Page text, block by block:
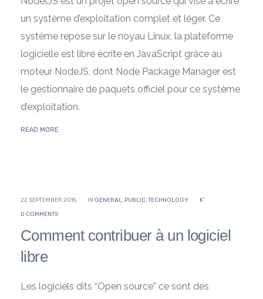
un système d’exploitation complet et léger. Ce
système repose sur le noyau Linux, la plateforme
logicielle est libre écrite en JavaScript grâce au
moteur NodeJS, dont Node Package Manager est
le gestionnaire de paquets officiel pour ce système
d’exploitation.
READ MORE
22 SEPTEMBER 2015 IN GENERAL, PUBLIC,TECHNOLOGY
K'
0 COMMENTS
Comment contribuer à un logiciel
libre
Les logiciels dits “Open source” ce sont des